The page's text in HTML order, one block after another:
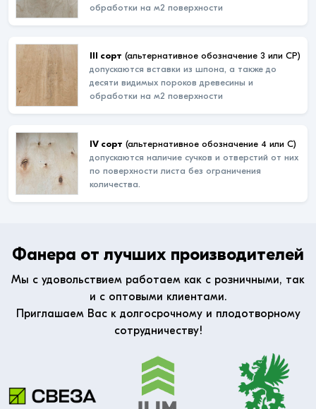
обработки на м2 поверхности
III сорт (альтернативное обозначение 3 или СР)
допускаются вставки из шпона, а также до
десяти видимых пороков древесины и
обработки на м2 поверхности
IV сорт (альтернативное обозначение 4 или С)
допускаются наличие сучков и отверстий от них
по поверхности листа без ограничения
количества.
Фанера от лучших производителей
Мы с удовольствием работаем как с розничными, так
и с оптовыми клиентами.
Приглашаем Вас к долгосрочному и плодотворному
сотрудничеству!